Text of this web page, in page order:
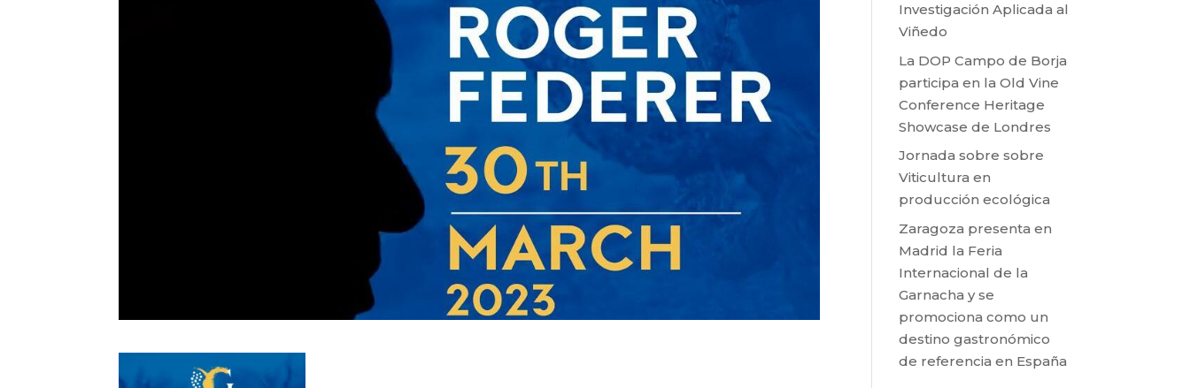
Investigación Aplicada al
Viñedo
La DOP Campo de Borja
participa en la Old Vine
Conference Heritage
Showcase de Londres
Jornada sobre sobre
Viticultura en
producción ecológica
Zaragoza presenta en
Madrid la Feria
Internacional de la
Garnacha y se
promociona como un
destino gastronómico
de referencia en España